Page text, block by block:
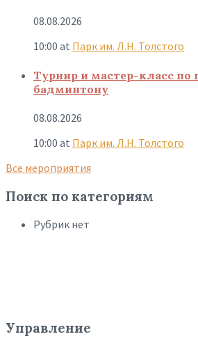
08.08.2026
10:00 at Парк им. Л.Н. Толстого
Турнир и мастер-класс
бадминтону
08.08.2026
10:00 at Парк им. Л.Н. Толстого
Все мероприятия
Поиск по категориям
Рубрик нет
Управление